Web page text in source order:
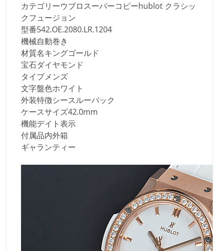
カテゴリーウブロスーパーコピーhublot クラシッ
クフュージョン
型番542.OE.2080.LR.1204
機械自動巻き
材質名キングゴールド
宝石ダイヤモンド
タイプメンズ
文字盤色ホワイト
外装特徴シースルーバック
ケースサイズ42.0mm
機能デイト表示
付属品内外箱
ギャランティー